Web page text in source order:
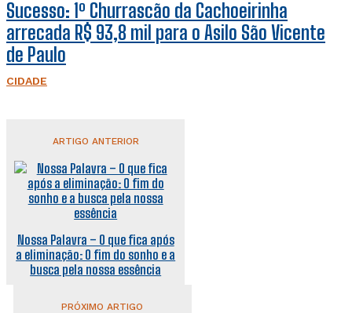
Sucesso: 1º Churrascão da Cachoeirinha
arrecada R$ 93,8 mil para o Asilo São Vicente
de Paulo
CIDADE
ARTIGO ANTERIOR
Nossa Palavra – O que fica após
a eliminação: O fim do sonho e a
busca pela nossa essência
PRÓXIMO ARTIGO